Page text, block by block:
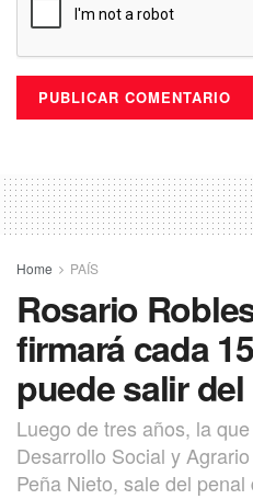
Home PAÍS
Rosario
firmará cada
puede salir
Luego de tres años, la
Desarrollo Social y
Peña Nieto, sale del